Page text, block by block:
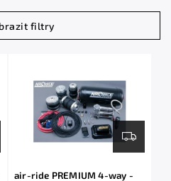
air-ride PREMIUM 4-way -